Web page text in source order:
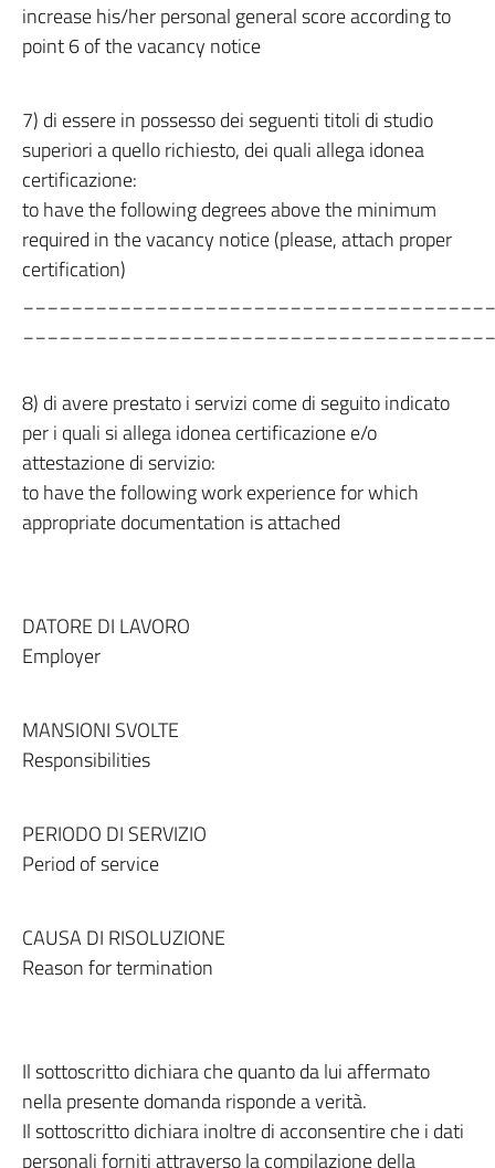
increase his/her personal general score according to
point 6 of the vacancy notice
7) di essere in possesso dei seguenti titoli di studio
superiori a quello richiesto, dei quali allega idonea
certificazione:
to have the following degrees above the minimum
required in the vacancy notice (please, attach proper
certification)
8) di avere prestato i servizi come di seguito indicato
per i quali si allega idonea certificazione e/o
attestazione di servizio:
to have the following work experience for which
appropriate documentation is attached
DATORE DI LAVORO
Employer
MANSIONI SVOLTE
Responsibilities
PERIODO DI SERVIZIO
Period of service
CAUSA DI RISOLUZIONE
Reason for termination
Il sottoscritto dichiara che quanto da lui affermato
nella presente domanda risponde a verità.
Il sottoscritto dichiara inoltre di acconsentire che i dati
personali forniti attraverso la compilazione della